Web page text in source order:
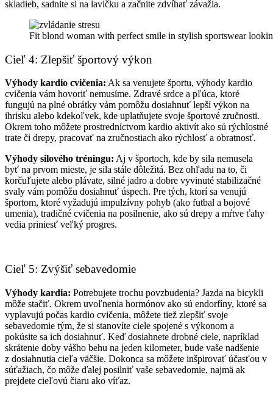
skladieb, sadnite si na lavičku a začnite zdvíhať závažia.
Fit blond woman with perfect smile in stylish sportswear
Cieľ 4: Zlepšiť športový výkon
Výhody kardio cvičenia: Ak sa venujete športu, výhody kardio
cvičenia vám hovoriť nemusíme. Zdravé srdce a pľúca, ktoré
fungujú na plné obrátky vám pomôžu dosiahnuť lepší výkon na
ihrisku alebo kdekoľvek, kde uplatňujete svoje športové zručnosti.
Okrem toho môžete prostredníctvom kardio aktivít ako sú rýchlostné
trate či drepy, pracovať na zručnostiach ako rýchlosť a obratnosť.
Výhody silového tréningu: Aj v športoch, kde by sila nemusela
byť na prvom mieste, je sila stále dôležitá. Bez ohľadu na to, či
korčuľujete alebo plávate, silné jadro a dobre vyvinuté stabilizačné
svaly vám pomôžu dosiahnuť úspech. Pre tých, ktorí sa venujú
športom, ktoré vyžadujú impulzívny pohyb (ako futbal a bojové
umenia), tradičné cvičenia na posilnenie, ako sú drepy a mŕtve ťahy
vedia priniesť veľký progres.
Cieľ 5: Zvýšiť sebavedomie
Výhody kardia: Potrebujete trochu povzbudenia? Jazda na bicykli
môže stačiť. Okrem uvoľnenia hormónov ako sú endorfíny, ktoré sa
vyplavujú počas kardio cvičenia, môžete tiež zlepšiť svoje
sebavedomie tým, že si stanovíte ciele spojené s výkonom a
pokúsite sa ich dosiahnuť. Keď dosiahnete drobné ciele, napríklad
skrátenie doby vášho behu na jeden kilometer, bude vaše nadšenie
z dosiahnutia cieľa väčšie. Dokonca sa môžete inšpirovať účasťou v
súťažiach, čo môže ďalej posilniť vaše sebavedomie, najmä ak
prejdete cieľovú čiaru ako víťaz.